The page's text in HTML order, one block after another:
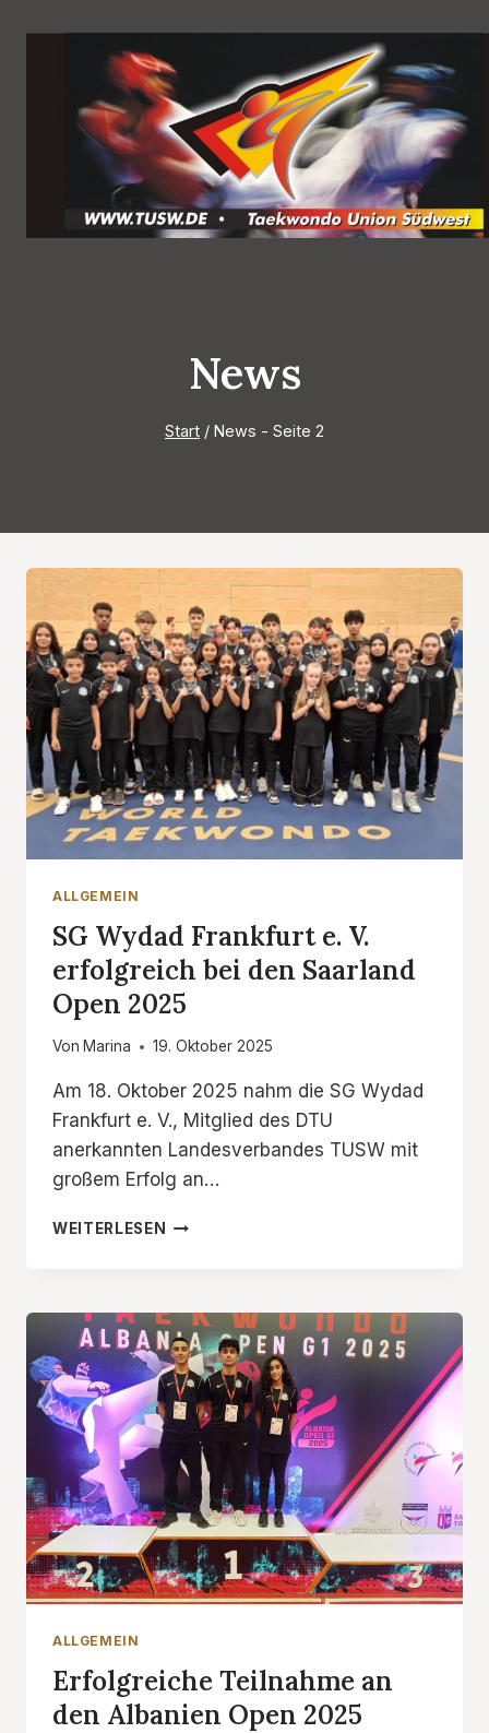
News
Start / News - Seite 2
ALLGEMEIN
SG Wydad Frankfurt e. V.
erfolgreich bei den Saarland
Open 2025
Von Marina 19. Oktober 2025
Am 18. Oktober 2025 nahm die SG Wydad
Frankfurt e. V., Mitglied des DTU
anerkannten Landesverbandes TUSW mit
großem Erfolg an…
WEITERLESEN
SG
V.
ERFOLGREICH
BEI
DEN
SAARLAND
OPEN
2025
ALLGEMEIN
Erfolgreiche Teilnahme an
den Albanien Open 2025